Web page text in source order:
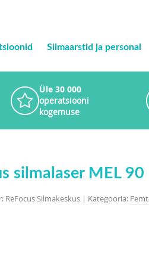
Silmaarstid ja personal
Üle 30 000
operatsiooni
kogemuse
silmalaser MEL 90
ReFocus Silmakeskus | Kategooria: